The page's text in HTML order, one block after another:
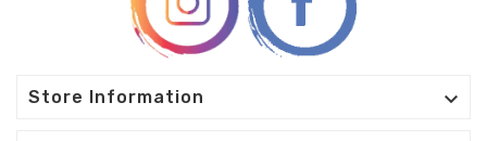
Store Information 